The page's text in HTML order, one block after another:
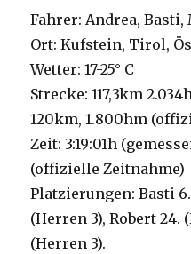
Fahrer: Andrea, Basti,
Ort: Kufstein, Tirol,
Wetter: 17-25° C
Strecke: 117,3km
120km, 1.800hm
Zeit: 3:19:01h
(offizielle Zeitnahme)
Platzierungen: Basti
(Herren 3), Robert 24.
(Herren 3).